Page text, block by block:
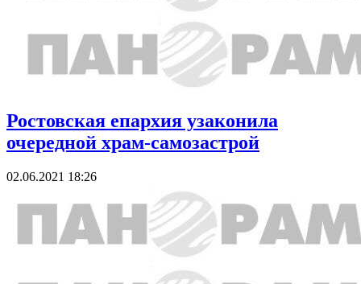
Ростовская епархия узаконила
очередной храм-самозастрой
02.06.2021 18:26